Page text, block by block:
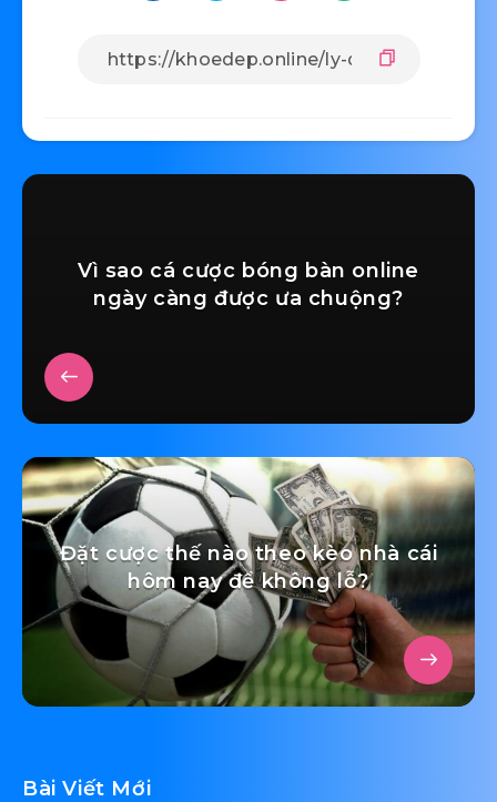
Vì sao cá cược bóng bàn online
ngày càng được ưa chuộng?
Đặt cược thế nào theo kèo nhà cái
hôm nay để không lỗ?
Bài Viết Mới